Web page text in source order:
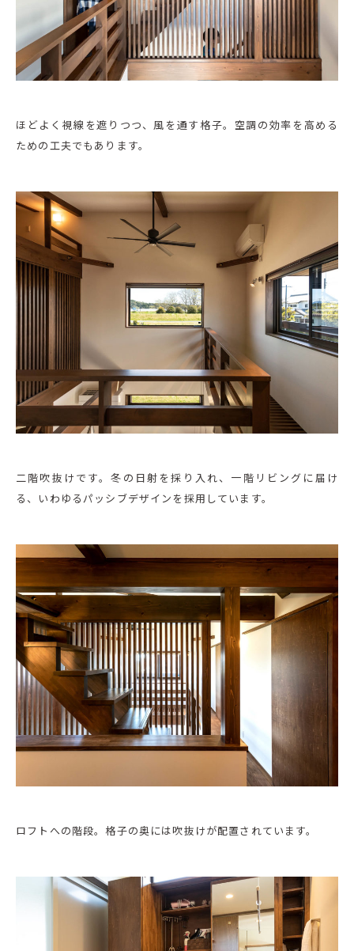
ほどよく視線を遮りつつ、風を通す格子。空調の効率を高める
ための工夫でもあります。
二階吹抜けです。冬の日射を採り入れ、一階リビングに届け
る、いわゆるパッシブデザインを採用しています。
ロフトへの階段。格子の奥には吹抜けが配置されています。